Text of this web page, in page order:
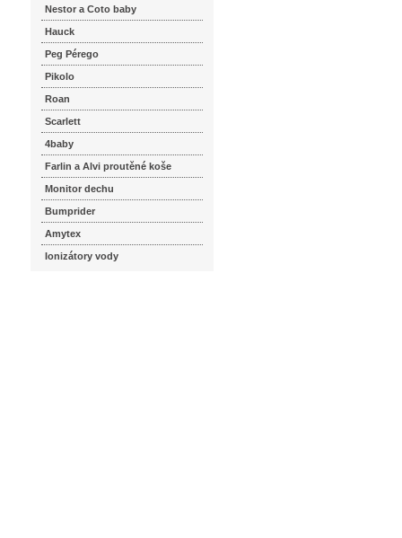
Nestor a Coto baby
Hauck
Peg Pérego
Pikolo
Roan
Scarlett
4baby
Farlin a Alvi proutěné koše
Monitor dechu
Bumprider
Amytex
Ionizátory vody